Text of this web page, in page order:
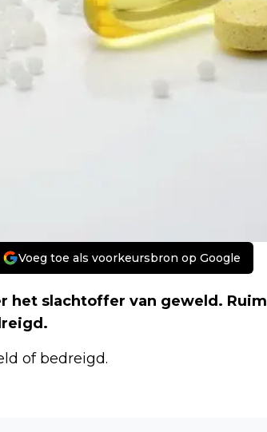
Voeg toe als voorkeursbron op Google
het slachtoffer van geweld. Ruim
of bedreigd.